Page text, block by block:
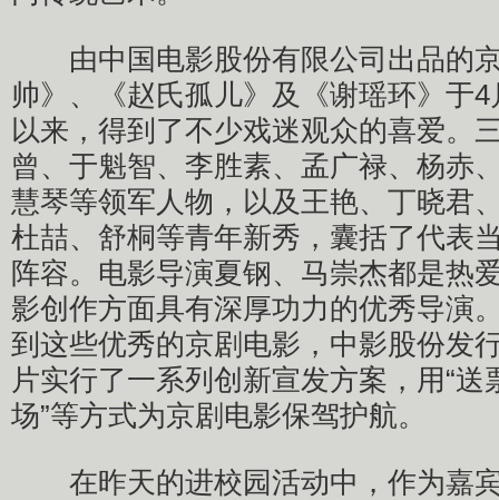
由中国电影股份有限公司出品的
帅》、《赵氏孤儿》及《谢瑶环》于
以来，得到了不少戏迷观众的喜爱。
曾、于魁智、李胜素、孟广禄、杨赤
慧琴等领军人物，以及王艳、丁晓君
杜喆、舒桐等青年新秀，囊括了代表
阵容。电影导演夏钢、马崇杰都是热
影创作方面具有深厚功力的优秀导演
到这些优秀的京剧电影，中影股份发
片实行了一系列创新宣发方案，用“送
场”等方式为京剧电影保驾护航。
在昨天的进校园活动中，作为嘉